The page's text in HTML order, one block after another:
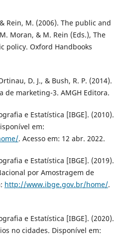
Rein, M. (2006). The public and
Moran, & M. Rein (Eds.), The
policy. Oxford Handbooks
D. J., & Bush, R. P. (2014).
de marketing-3. AMGH Editora.
e Estatística [IBGE]. (2010).
em:
. Acesso em: 12 abr. 2022.
e Estatística [IBGE]. (2019).
por Amostragem de
http://www.ibge.gov.br/home/.
e Estatística [IBGE]. (2020).
no cidades. Disponível em: